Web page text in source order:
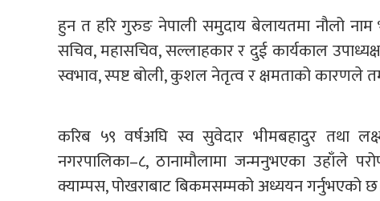
हुन त हरि गुरुङ नेपाली समुदाय बेलायतमा नौलो
सचिव, महासचिव, सल्लाहकार र दुई कार्यकाल
स्वभाव, स्पष्ट बोली, कुशल नेतृत्व र क्षमताको कारणले
करिब ५९ वर्षअघि स्व सुवेदार भीमबहादुर तथा
नगरपालिका–८, ठानामौलामा जन्मनुभएका उहाँले
क्याम्पस, पोखराबाट बिकमसम्मको अध्ययन गर्नुभएको